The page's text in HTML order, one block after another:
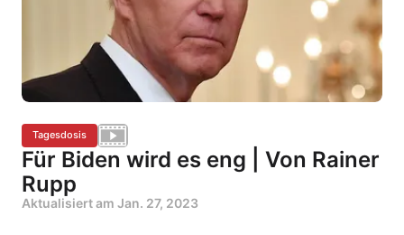
Tagesdosis
Für Biden wird es eng | Von Rainer
Rupp
Aktualisiert am Jan. 27, 2023